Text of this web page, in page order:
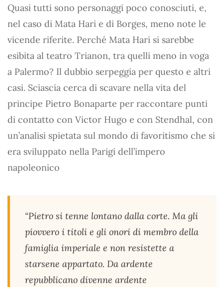
Quasi tutti sono personaggi poco conosciuti, e,
nel caso di Mata Hari e di Borges, meno note le
vicende riferite. Perché Mata Hari si sarebbe
esibita al teatro Trianon, tra quelli meno in voga
a Palermo? Il dubbio serpeggia per questo e altri
casi. Sciascia cerca di scavare nella vita del
principe Pietro Bonaparte per raccontare punti
di contatto con Victor Hugo e con Stendhal, con
un’analisi spietata sul mondo di favoritismo che si
era sviluppato nella Parigi dell’impero
napoleonico
“Pietro si tenne lontano dalla corte. Ma gli
piovvero i titoli e gli onori di membro della
famiglia imperiale e non resistette a
starsene appartato. Da ardente
repubblicano divenne ardente